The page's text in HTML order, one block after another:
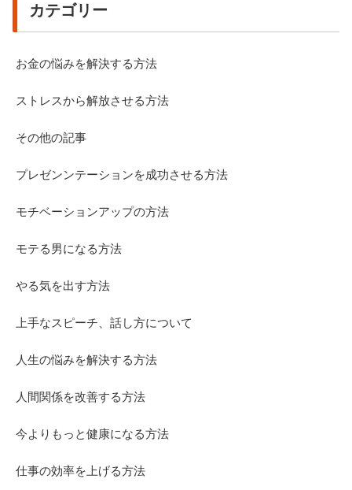
カテゴリー
お金の悩みを解決する方法
ストレスから解放させる方法
その他の記事
プレゼンンテーションを成功させる方法
モチベーションアップの方法
モテる男になる方法
やる気を出す方法
上手なスピーチ、話し方について
人生の悩みを解決する方法
人間関係を改善する方法
今よりもっと健康になる方法
仕事の効率を上げる方法